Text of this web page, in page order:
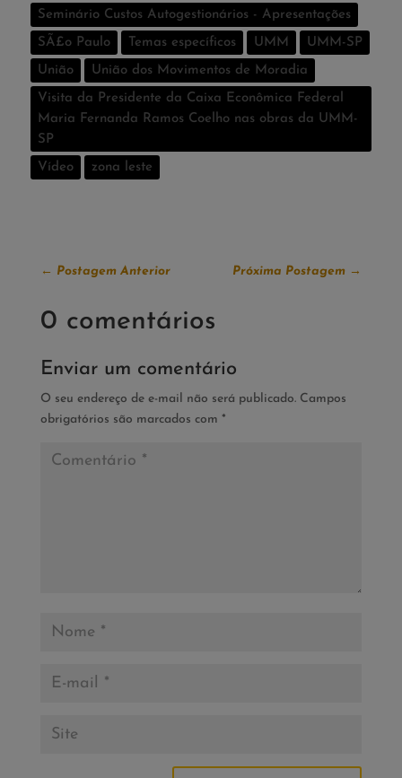
Seminário Custos Autogestionários - Apresentações
SÃ£o Paulo Temas especí­ficos UMM UMM-SP
União União dos Movimentos de Moradia
Visita da Presidente da Caixa Econômica Federal
Maria Fernanda Ramos Coelho nas obras da UMM-
SP
Vídeo zona leste
← Postagem Anterior Próxima Postagem →
0 comentários
Enviar um comentário
O seu endereço de e-mail não será publicado. Campos
obrigatórios são marcados com *